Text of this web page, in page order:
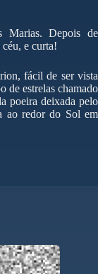
Marias. Depois de
e curta!
fácil de ser vista
de estrelas chamado
poeira deixada pelo
ao redor do Sol em